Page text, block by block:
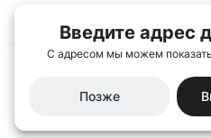
Хит сезона🌟
Главная / О компании
О компании
Введите адрес
С адресом мы можем
Позже